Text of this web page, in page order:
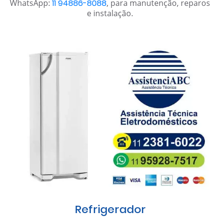
WhatsApp: 11 94886-8088, para manutenção, reparos
e instalação.
Refrigerador